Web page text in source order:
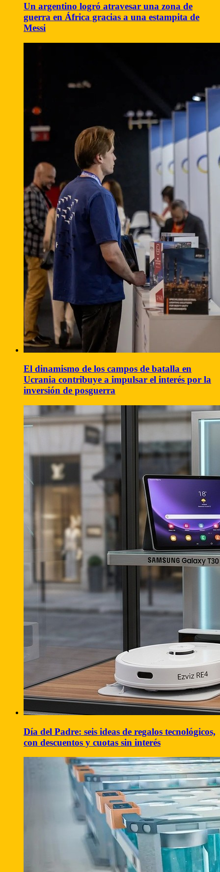
Un argentino logró atravesar una zona de
guerra en África gracias a una estampita de
Messi
El dinamismo de los campos de batalla en
Ucrania contribuye a impulsar el interés por la
inversión de posguerra
Día del Padre: seis ideas de regalos tecnológicos,
con descuentos y cuotas sin interés